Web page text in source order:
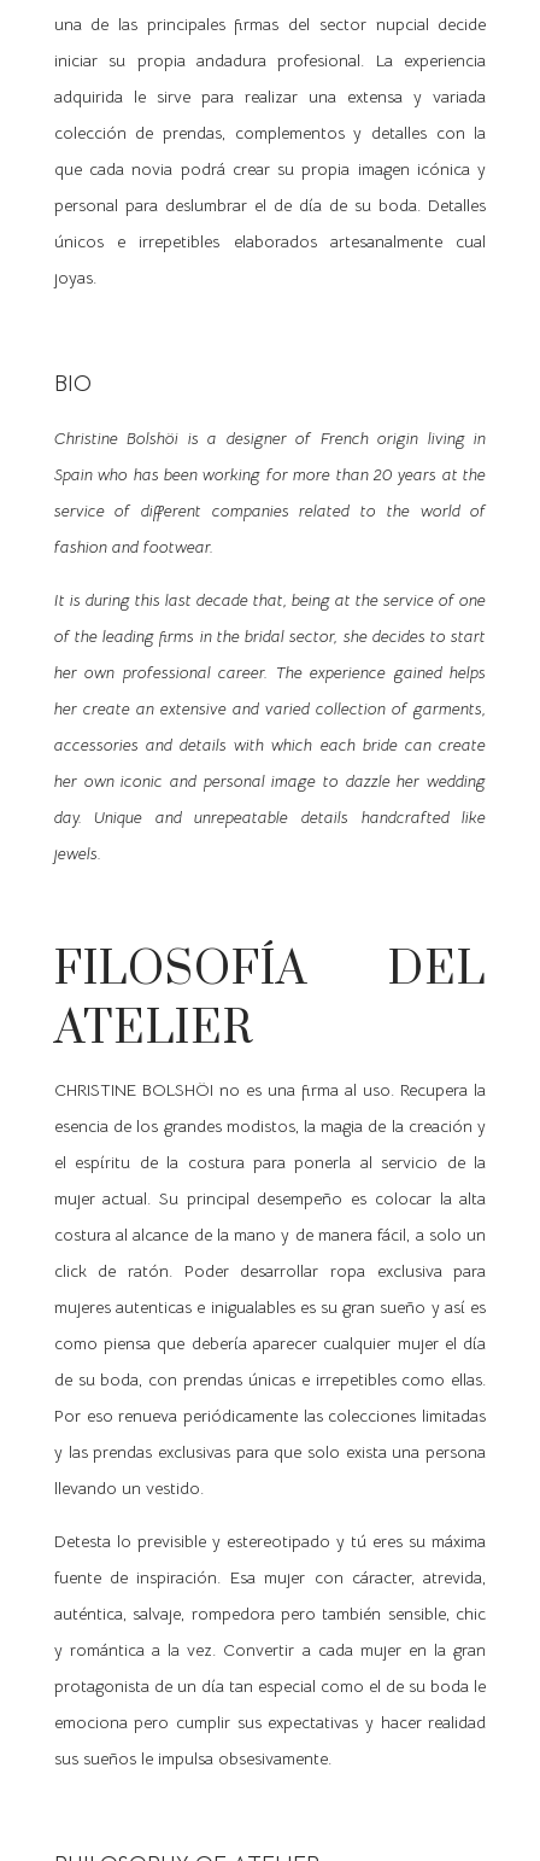
una de las principales firmas del sector nupcial decide
iniciar su propia andadura profesional. La experiencia
adquirida le sirve para realizar una extensa y variada
colección de prendas, complementos y detalles con la
que cada novia podrá crear su propia imagen icónica y
personal para deslumbrar el de día de su boda. Detalles
únicos e irrepetibles elaborados artesanalmente cual
joyas.
BIO
Christine Bolshöi is a designer of French origin living in
Spain who has been working for more than 20 years at the
service of different companies related to the world of
fashion and footwear.
It is during this last decade that, being at the service of one
of the leading firms in the bridal sector, she decides to start
her own professional career. The experience gained helps
her create an extensive and varied collection of garments,
accessories and details with which each bride can create
her own iconic and personal image to dazzle her wedding
day. Unique and unrepeatable details handcrafted like
jewels.
FILOSOFÍA DEL
ATELIER
CHRISTINE BOLSHÖI no es una firma al uso. Recupera la
esencia de los grandes modistos, la magia de la creación y
el espíritu de la costura para ponerla al servicio de la
mujer actual. Su principal desempeño es colocar la alta
costura al alcance de la mano y de manera fácil, a solo un
click de ratón. Poder desarrollar ropa exclusiva para
mujeres autenticas e inigualables es su gran sueño y así es
como piensa que debería aparecer cualquier mujer el día
de su boda, con prendas únicas e irrepetibles como ellas.
Por eso renueva periódicamente las colecciones limitadas
y las prendas exclusivas para que solo exista una persona
llevando un vestido.
Detesta lo previsible y estereotipado y tú eres su máxima
fuente de inspiración. Esa mujer con cáracter, atrevida,
auténtica, salvaje, rompedora pero también sensible, chic
y romántica a la vez. Convertir a cada mujer en la gran
protagonista de un día tan especial como el de su boda le
emociona pero cumplir sus expectativas y hacer realidad
sus sueños le impulsa obsesivamente.